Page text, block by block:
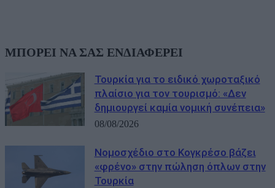
ΜΠΟΡΕΙ ΝΑ ΣΑΣ ΕΝΔΙΑΦΕΡΕΙ
Τουρκία για το ειδικό χωροταξικό
πλαίσιο για τον τουρισμό: «Δεν
δημιουργεί καμία νομική συνέπεια»
08/08/2026
Νομοσχέδιο στο Κογκρέσο βάζει
«φρένο» στην πώληση όπλων στην
Τουρκία